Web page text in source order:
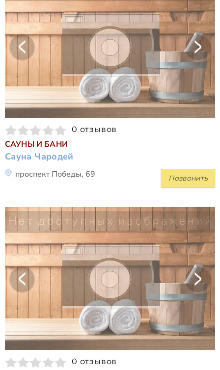
0 отзывов
САУНЫ И БАНИ
Сауна Чародей
Позвонить
проспект Победы, 69
0 отзывов